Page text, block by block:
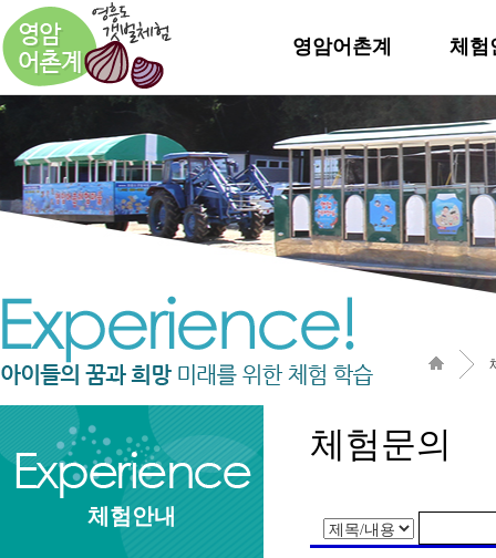
영암어촌계 체험
체험안내
체험문의